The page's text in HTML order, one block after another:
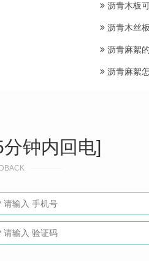
沥青木板
沥青木丝
沥青麻絮
沥青麻絮
钟内回电]